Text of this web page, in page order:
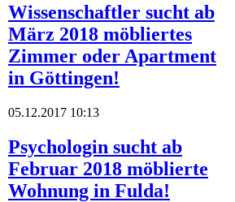
Wissenschaftler sucht ab
März 2018 möbliertes
Zimmer oder Apartment
in Göttingen!
05.12.2017 10:13
Psychologin sucht ab
Februar 2018 möblierte
Wohnung in Fulda!